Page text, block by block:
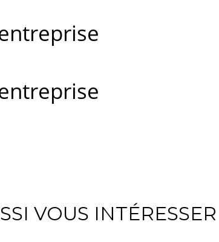
VOUS INTÉRESSER